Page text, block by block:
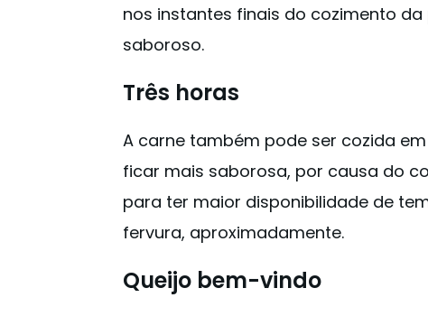
nos instantes finais do cozimento
saboroso.
Três horas
A carne também pode ser cozida
ficar mais saborosa, por causa do
para ter maior disponibilidade de
fervura, aproximadamente.
Queijo bem-vindo